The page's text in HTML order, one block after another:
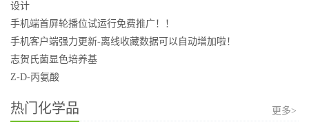
设计
手机端首屏轮播位试运行免费推广！！
手机客户端强力更新-离线收藏数据可以自动增加啦！
志贺氏菌显色培养基
Z-D-丙氨酸
热门化学品 更多>